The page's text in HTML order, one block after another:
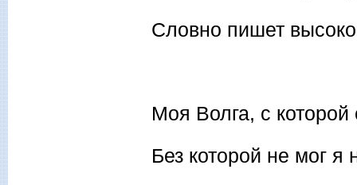
Словно пишет
Моя Волга, с
Без которой не мог я